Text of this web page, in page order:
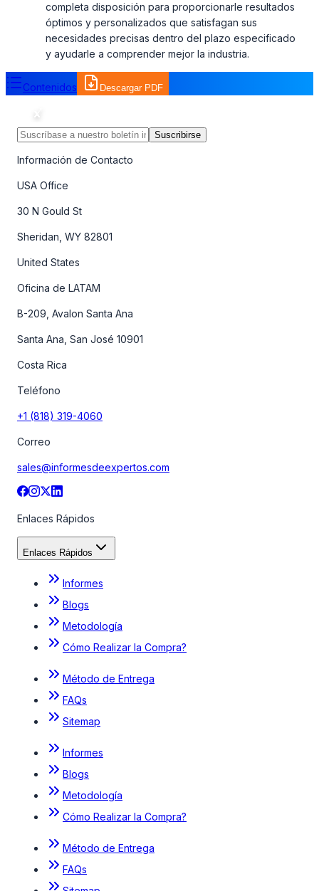
completa disposición para proporcionarle resultados
óptimos y personalizados que satisfagan sus
necesidades precisas dentro del plazo especificado
y ayudarle a comprender mejor la industria.
Contenidos Descargar PDF
Suscribirse
Información de Contacto
USA Office
30 N Gould St
Sheridan, WY 82801
United States
Oficina de LATAM
B-209, Avalon Santa Ana
Santa Ana, San José 10901
Costa Rica
Teléfono
+1 (818) 319-4060
Correo
sales@informesdeexpertos.com
Enlaces Rápidos
Enlaces Rápidos
Informes
Blogs
Metodología
Cómo Realizar la Compra?
Método de Entrega
FAQs
Sitemap
Informes
Blogs
Metodología
Cómo Realizar la Compra?
Método de Entrega
FAQs